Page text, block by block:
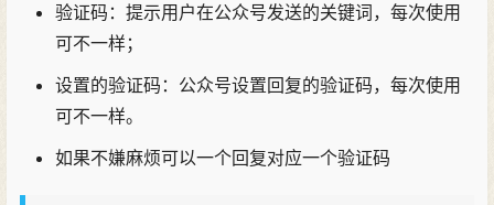
验证码：提示用户在公众号发送的关键词，每次使用
可不一样；
设置的验证码：公众号设置回复的验证码，每次使用
可不一样。
如果不嫌麻烦可以一个回复对应一个验证码